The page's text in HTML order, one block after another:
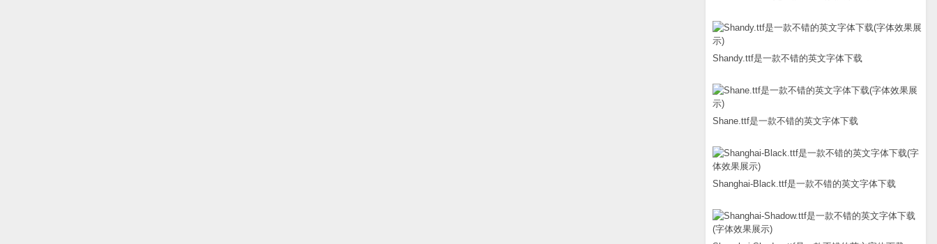
Shandy.ttf是一款不错的英文字体下载
Shane.ttf是一款不错的英文字体下载
Shanghai-Black.ttf是一款不错的英文字体下载